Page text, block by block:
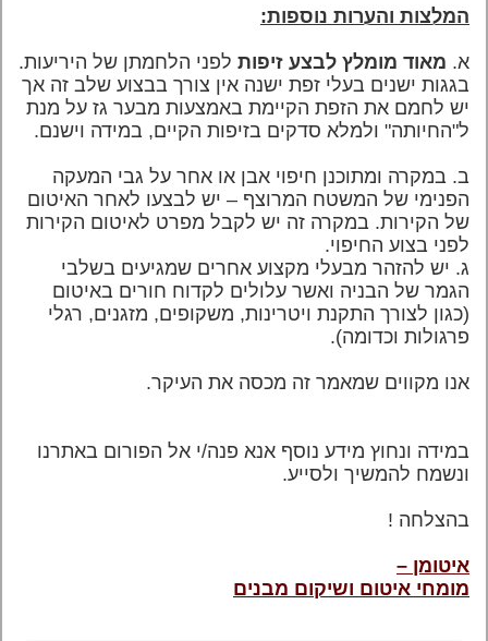
המלצות והערות נוספות:
א. מאוד מומלץ לבצע זיפות לפני הלחמתן של היריעות.
בגגות ישנים בעלי זפת ישנה אין צורך בבצוע שלב זה אך
יש לחמם את הזפת הקיימת באמצעות מבער גז על מנת
ל"החיותה" ולמלא סדקים בזיפות הקיים, במידה וישנם.
ב. במקרה ומתוכנן חיפוי אבן או אחר על גבי המעקה
הפנימי של המשטח המרוצף – יש לבצעו לאחר האיטום
של הקירות. במקרה זה יש לקבל מפרט לאיטום הקירות
לפני בצוע החיפוי.
ג. יש להזהר מבעלי מקצוע אחרים שמגיעים בשלבי
הגמר של הבניה ואשר עלולים לקדוח חורים באיטום
(כגון לצורך התקנת ויטרינות, משקופים, מזגנים, רגלי
פרגולות וכדומה).
אנו מקווים שמאמר זה מכסה את העיקר.
במידה ונחוץ מידע נוסף אנא פנה/י אל הפורום באתרנו
ונשמח להמשיך ולסייע.
בהצלחה !
איטומן –
מומחי איטום ושיקום מבנים